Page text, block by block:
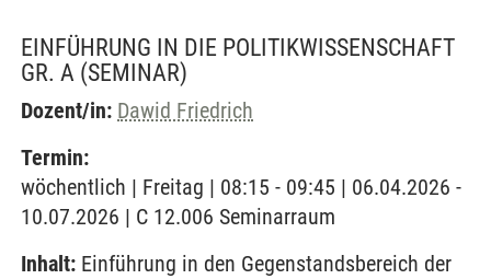
EINFÜHRUNG IN DIE POLITIKWISSENSCHAFT
GR. A (SEMINAR)
Dozent/in: Dawid Friedrich
Termin:
wöchentlich | Freitag | 08:15 - 09:45 | 06.04.2026 -
10.07.2026 | C 12.006 Seminarraum
Inhalt: Einführung in den Gegenstandsbereich der